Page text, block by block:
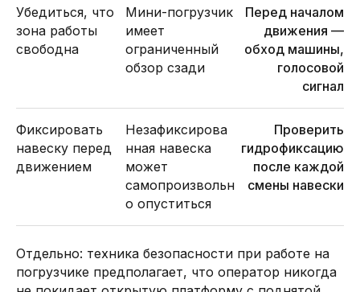
Убедиться, что
зона работы
свободна
Мини-погрузчик
имеет
ограниченный
обзор сзади
Перед началом
движения —
обход машины,
голосовой
сигнал
Фиксировать
навеску перед
движением
Незафиксирова
нная навеска
может
самопроизвольн
о опуститься
Проверить
гидрофиксацию
после каждой
смены навески
Отдельно: техника безопасности при работе на
погрузчике предполагает, что оператор никогда